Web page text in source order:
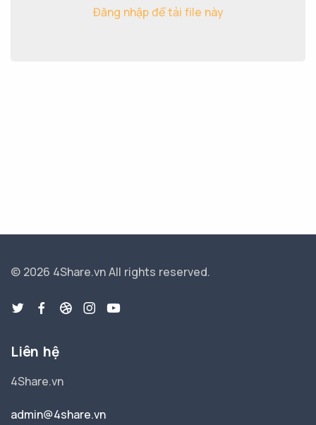
Đăng nhập để tải file này
© 2026 4Share.vnAll rights reserved.
Liên hệ
4Share.vn
admin@4share.vn